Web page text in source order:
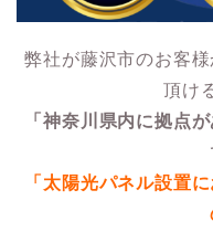
弊社が藤沢市のお客
頂け
「神奈川県内に拠点が
「太陽光パネル設置